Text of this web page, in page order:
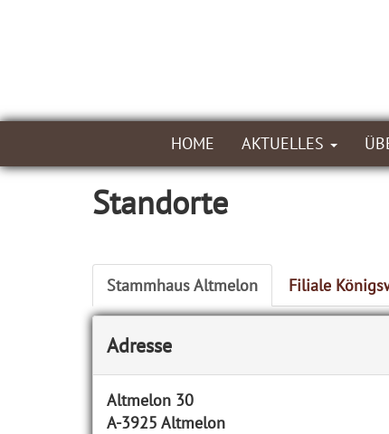
HOME AKTUELLES
Standorte
Stammhaus Altmelon Filiale
Adresse
Altmelon 30
A-3925 Altmelon